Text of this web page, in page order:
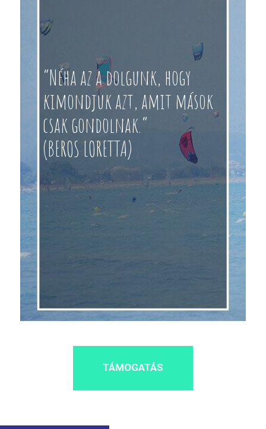
“Néha az a dolgunk, hogy
kimondjuk azt, amit mások
csak gondolnak.”
(BEROS LORETTA)
TÁMOGATÁS